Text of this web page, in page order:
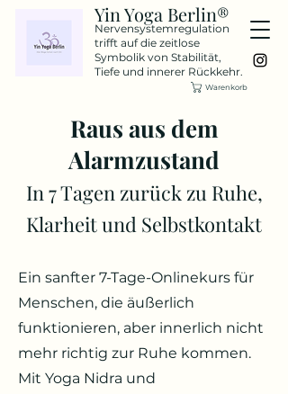
Yin Yoga Berlin®
Nervensystemregulation
trifft auf die zeitlose
Symbolik von Stabilität,
Tiefe und innerer Rückkehr.
Warenkorb
Raus aus dem
Alarmzustand
In 7 Tagen zurück zu Ruhe,
Klarheit und Selbstkontakt
Ein sanfter 7-Tage-Onlinekurs für
Menschen, die äußerlich
funktionieren, aber innerlich nicht
mehr richtig zur Ruhe kommen.
Mit Yoga Nidra und